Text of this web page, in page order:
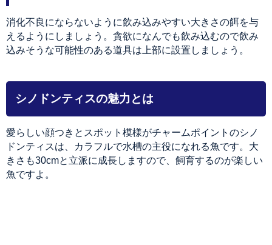
消化不良にならないように飲み込みやすい大きさの餌を与
えるようにしましょう。貪欲になんでも飲み込むので飲み
込みそうな可能性のある道具は上部に設置しましょう。
シノドンティスの魅力とは
愛らしい顔つきとスポット模様がチャームポイントのシノ
ドンティスは、カラフルで水槽の主役になれる魚です。大
きさも30cmと立派に成長しますので、飼育するのが楽しい
魚ですよ。